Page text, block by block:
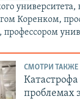
Коренком,
СМОТРИ ТАКЖЕ
проблемах